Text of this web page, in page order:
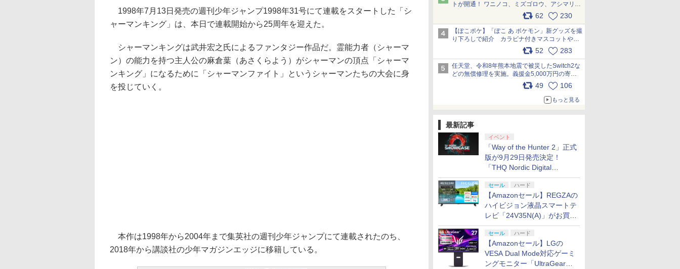
トが開通！ ワニノコ、ミズゴロウ、アシマリ登
場シーンをレポート pic.x.com/LDgEByVl6D
62 230
【ぽこポケ】「ぽこ あ ポケモン」新グッズを撮
り下ろしで紹介 カラビナ付きマスコットやス
52 283
任天堂、令和8年熊本地震で被災したSwitch2な
どの無償修理を実施。義援金5,000万円の寄付
も発表 pic.x.com/BAYsMfUfUC
49 106
もっと見る
最新記事
イベント
「Way of the Hunter 2」正式
版が9月29日発売決定！
「THQ Nordic Digital
Showcase 2026」まとめ
セール ハード
【Amazonセール】REGZAの
ハイビジョン液晶スマートテ
レビ「24V35N(A)」がお買い
得！
セール ハード
【Amazonセール】LGの
VESA Dual Mode対応ゲーミ
ングモニター「UltraGear
1998年7月13日発売の週刊少年ジャンプ1998年31号にて連載をスタートした「シ
ャーマンキング」は、本日で連載開始から25周年を迎えた。
シャーマンキングは武井宏之氏によるファンタジー作品だ。霊能力者（シャーマ
ン）の能力を持つ主人公の麻倉葉（あさくらよう）がシャーマンの頂点「シャーマ
ンキング」になるために「シャーマンファイト」というシャーマンたちの大会に身
を投じていく。
本作は1998年から2004年まで集英社の週刊少年ジャンプにて連載されたのち、
2018年から講談社の少年マガジンエッジに移籍している。